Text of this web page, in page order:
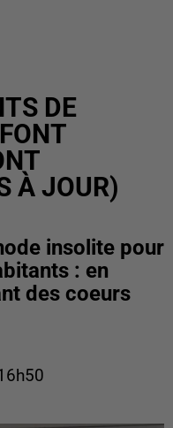
DE
À JOUR)
insolite pour
: en
des coeurs